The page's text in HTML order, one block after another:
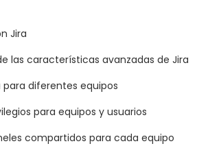
Jira
las características avanzadas de Jira
diferentes equipos
para equipos y usuarios
compartidos para cada equipo